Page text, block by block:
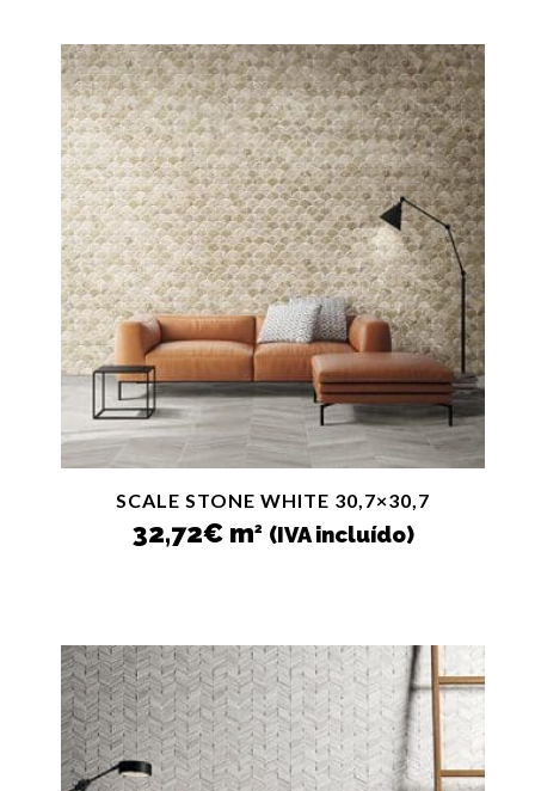
SCALE STONE WHITE 30,7×30,7
32,72€m2 (IVA incluído)